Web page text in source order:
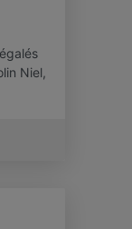
Niel,